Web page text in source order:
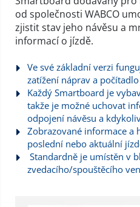
od společnosti WABCO
zjistit stav jeho návěsu a
informací o jízdě.
Ve své základní verzi
zatížení náprav a
Každý Smartboard je
takže je možné uchovat
odpojení návěsu a
Zobrazované informace a
poslední nebo aktuální
Standardně je umístěn v
zvedacího/spouštěcího